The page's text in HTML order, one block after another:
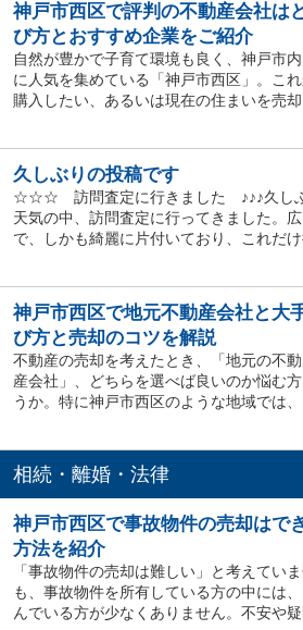
神戸市西区で評判の不動産会社は
び方とおすすめ企業をご紹介
自然が豊かで子育て環境も良く、神戸市
に人気を集めている「神戸市西区」。こ
購入したい、あるいは現在の住まいを売
久しぶりの投稿です
☆☆☆ 訪問査定に行きました ♪♪♪久しぶ
天気の中、訪問査定に行ってきました。
で、しかも綺麗に片付いており、これだけ
神戸市西区で地元不動産会社と大
び方と売却のコツを解説
不動産の売却を考えたとき、「地元の不
産会社」、どちらを選べば良いのか悩む
うか。特に神戸市西区のような地域では、
相続・離婚・法律
神戸市西区で事故物件の売却はで
方法を紹介
「事故物件の売却は難しい」と考えてい
も、事故物件を所有している方の中には
んでいる方が少なくありません。不安や疑